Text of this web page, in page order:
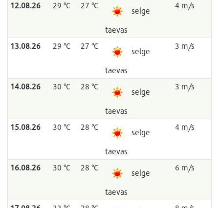
12.08.26 29 °C 27 °C
selge
taevas
4 m/s
13.08.26 29 °C 27 °C
selge
taevas
3 m/s
14.08.26 30 °C 28 °C
selge
taevas
3 m/s
15.08.26 30 °C 28 °C
selge
taevas
4 m/s
16.08.26 30 °C 28 °C
selge
taevas
6 m/s